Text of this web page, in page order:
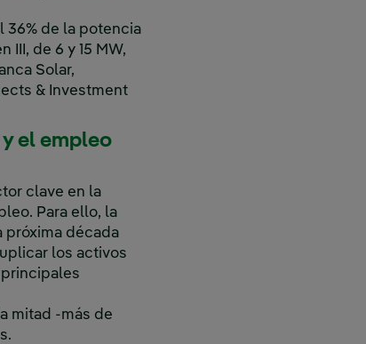
36% de la potencia
de 6 y 15 MW,
Solar,
& Investment
el empleo
clave en la
Para ello, la
próxima década
los activos
mitad -más de